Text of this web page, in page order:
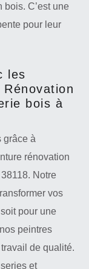
C’est une
pour leur
les
bois à
grâce à
rénovation
Notre
vos
pour une
peintres
de qualité.
et